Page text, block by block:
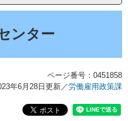
ンター
ページ番号：0451858
年6月28日更新／労働雇用政策課